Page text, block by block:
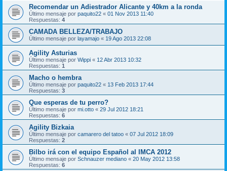
Recomendar un Adiestrador Alicante y 40km a la ronda
Último mensaje por paquito22 « 01 Nov 2013 11:40
Respuestas: 4
CAMADA BELLEZA/TRABAJO
Último mensaje por layamajo « 19 Ago 2013 22:08
Agility Asturias
Último mensaje por Wippi « 12 Abr 2013 10:32
Respuestas: 1
Macho o hembra
Último mensaje por paquito22 « 13 Feb 2013 17:44
Respuestas: 3
Que esperas de tu perro?
Último mensaje por mi.otto « 29 Jul 2012 18:21
Respuestas: 6
Agility Bizkaia
Último mensaje por camarero del tatoo « 07 Jul 2012 18:09
Respuestas: 2
Bilbo irá con el equipo Español al IMCA 2012
Último mensaje por Schnauzer mediano « 20 May 2012 13:58
Respuestas: 6